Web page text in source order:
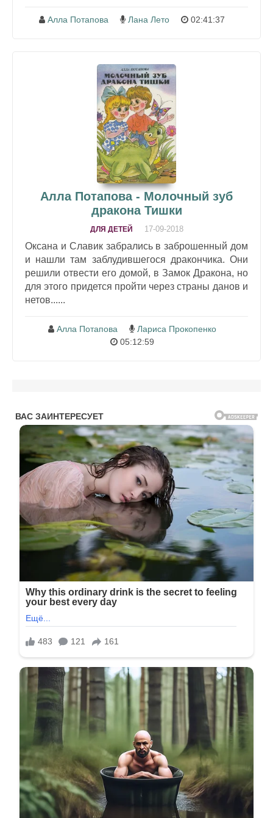
Алла Потапова Лана Лето 02:41:37
Алла Потапова - Молочный зуб
дракона Тишки
ДЛЯ ДЕТЕЙ 17-09-2018
Оксана и Славик забрались в заброшенный дом
и нашли там заблудившегося дракончика. Они
решили отвести его домой, в Замок Дракона, но
для этого придется пройти через страны данов и
нетов......
Алла Потапова
Лариса Прокопенко
05:12:59